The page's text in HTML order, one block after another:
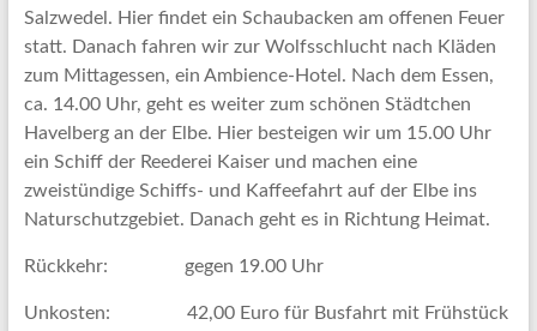
Salzwedel. Hier findet ein Schaubacken am offenen Feuer
statt. Danach fahren wir zur Wolfsschlucht nach Kläden
zum Mittagessen, ein Ambience-Hotel. Nach dem Essen,
ca. 14.00 Uhr, geht es weiter zum schönen Städtchen
Havelberg an der Elbe. Hier besteigen wir um 15.00 Uhr
ein Schiff der Reederei Kaiser und machen eine
zweistündige Schiffs- und Kaffeefahrt auf der Elbe ins
Naturschutzgebiet. Danach geht es in Richtung Heimat.
Rückkehr: gegen 19.00 Uhr
Unkosten: 42,00 Euro für Busfahrt mit Frühstück